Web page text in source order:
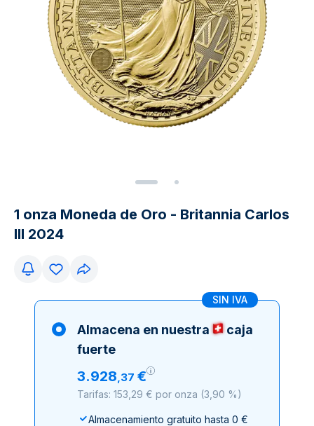
1 onza Moneda de Oro - Britannia Carlos
III 2024
SIN IVA
Almacena en nuestra
caja
fuerte
3.928,37 €
Tarifas: 153,29 € por onza (3,90 %)
Almacenamiento gratuito hasta 0 €